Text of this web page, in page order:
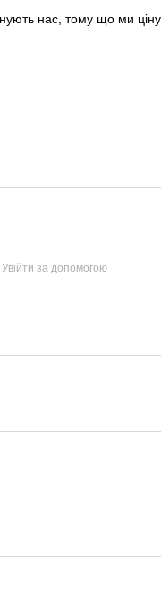
нас, тому що ми
Увійти за допомогою